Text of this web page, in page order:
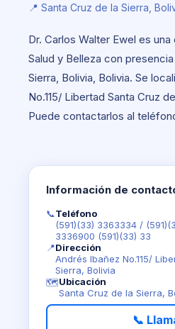
📍 Santa Cruz de la Sierra,
Dr. Carlos Walter Ewel es
Salud y Belleza con
Sierra, Bolivia, Bolivia. Se
No.115/ Libertad Santa Cruz
Puede contactarlos al
Información de
📞Teléfono
(591)(33) 3363334 /
3336900 (591)(33) 33
📍Dirección
Andrés Ibañez No.115/
Sierra, Bolivia
🗺️Ubicación
Santa Cruz de la Sierra,
📞